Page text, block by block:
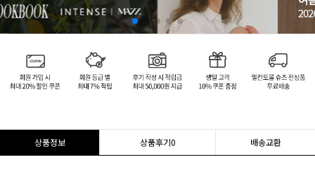
상품정보 상품후기0 배송교환